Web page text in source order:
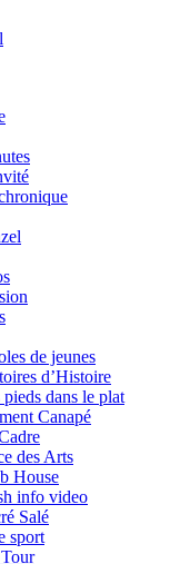
de jeunes
d’Histoire
pieds dans le plat
Canapé
des Arts
House
info video
Salé
sport